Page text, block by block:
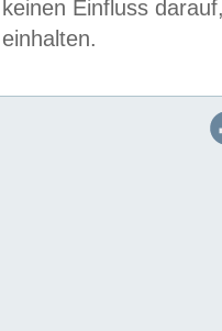
keinen Einfluss
einhalten.